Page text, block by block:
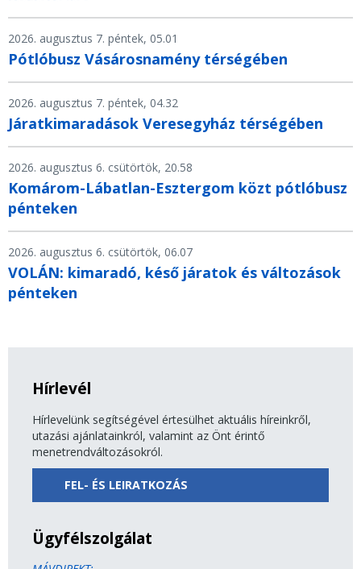
2026. augusztus 7. péntek, 05.01
Pótlóbusz Vásárosnamény térségében
2026. augusztus 7. péntek, 04.32
Járatkimaradások Veresegyház térségében
2026. augusztus 6. csütörtök, 20.58
Komárom-Lábatlan-Esztergom közt pótlóbusz
pénteken
2026. augusztus 6. csütörtök, 06.07
VOLÁN: kimaradó, késő járatok és változások
pénteken
Hírlevél
Hírlevelünk segítségével értesülhet aktuális híreinkről,
utazási ajánlatainkról, valamint az Önt érintő
menetrendváltozásokról.
FEL- ÉS LEIRATKOZÁS
Ügyfélszolgálat